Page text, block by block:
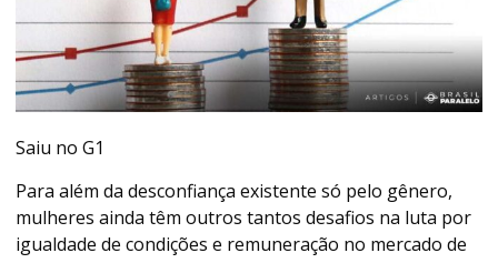
Saiu no G1
Para além da desconfiança existente só pelo gênero,
mulheres ainda têm outros tantos desafios na luta por
igualdade de condições e remuneração no mercado de